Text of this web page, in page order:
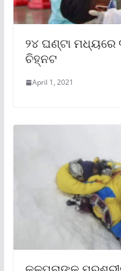
୨୪ ଘଣ୍ଟା ମଧ୍ୟରେ
ଚିହ୍ନଟ
April 1, 2021